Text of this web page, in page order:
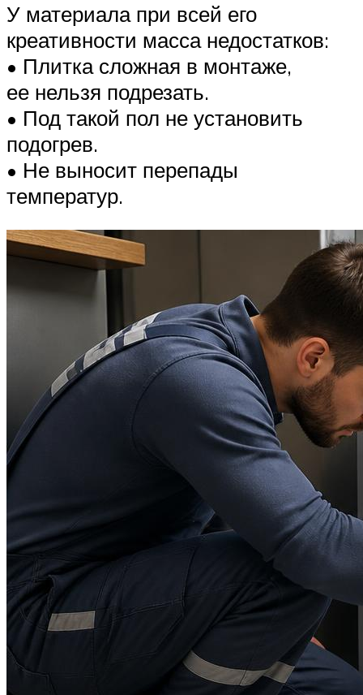
У материала при всей его
креативности масса недостатков:
• Плитка сложная в монтаже,
ее нельзя подрезать.
• Под такой пол не установить
подогрев.
• Не выносит перепады
температур.